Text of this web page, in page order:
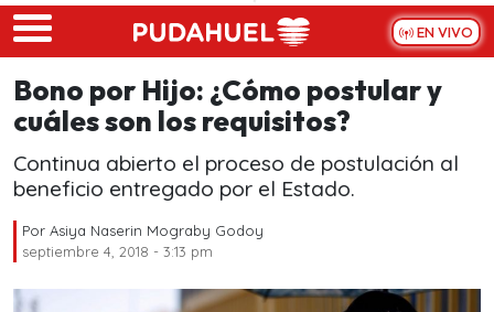
Skip to main content
EN VIVO
Bono por Hijo: ¿Cómo postular y
cuáles son los requisitos?
Continua abierto el proceso de postulación al
beneficio entregado por el Estado.
Por Asiya Naserin Mograby Godoy
septiembre 4, 2018 - 3:13 pm